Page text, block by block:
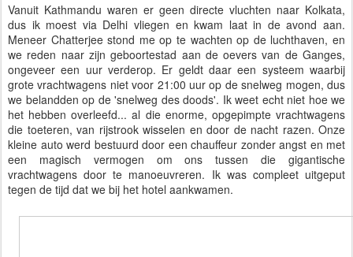
Vanuit Kathmandu waren er geen directe vluchten naar Kolkata,
dus ik moest via Delhi vliegen en kwam laat in de avond aan.
Meneer Chatterjee stond me op te wachten op de luchthaven, en
we reden naar zijn geboortestad aan de oevers van de Ganges,
ongeveer een uur verderop. Er geldt daar een systeem waarbij
grote vrachtwagens niet voor 21:00 uur op de snelweg mogen, dus
we belandden op de 'snelweg des doods'. Ik weet echt niet hoe we
het hebben overleefd... al die enorme, opgepimpte vrachtwagens
die toeteren, van rijstrook wisselen en door de nacht razen. Onze
kleine auto werd bestuurd door een chauffeur zonder angst en met
een magisch vermogen om ons tussen die gigantische
vrachtwagens door te manoeuvreren. Ik was compleet uitgeput
tegen de tijd dat we bij het hotel aankwamen.